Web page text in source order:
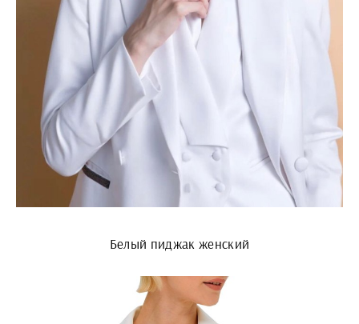
Белый пиджак женский